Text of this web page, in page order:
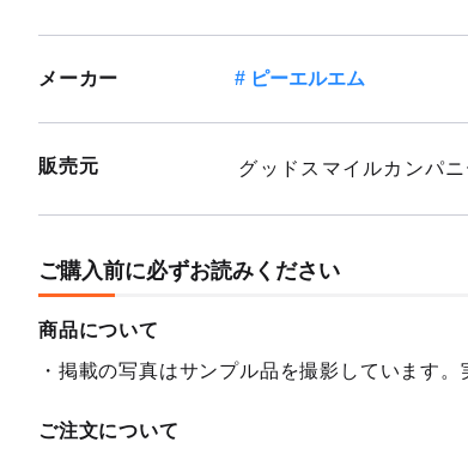
メーカー ピーエルエム
販売元 グッドスマイルカンパニ
ご購入前に必ずお読みください
商品について
掲載の写真はサンプル品を撮影しています
ご注文について